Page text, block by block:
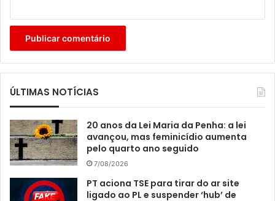
ÚLTIMAS NOTÍCIAS
20 anos da Lei Maria da Penha: a lei
avançou, mas feminicídio aumenta
pelo quarto ano seguido
7/08/2026
PT aciona TSE para tirar do ar site
ligado ao PL e suspender ‘hub’ de